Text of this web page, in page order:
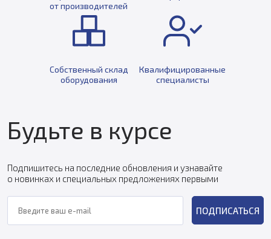
от производителей
Собственный склад
оборудования
Квалифицированные
специалисты
Будьте в курсе
Подпишитесь на последние обновления и узнавайте
о новинках и специальных предложениях первыми
ПОДПИСАТЬСЯ